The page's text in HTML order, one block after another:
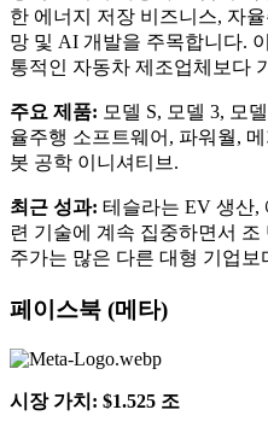
한 에너지 저장 비즈니스, 자
망 및 AI 개발을 주목합니다.
통적인 자동차 제조업체보다
주요 제품: 모델 S, 모델 3, 모
율주행 소프트웨어, 파워월,
봇 공학 이니셔티브.
최근 성과: 테슬라는 EV 생산,
련 기술에 계속 집중하면서
주가는 많은 다른 대형 기업
페이스북 (메타)
시장 가치: $1.525 조